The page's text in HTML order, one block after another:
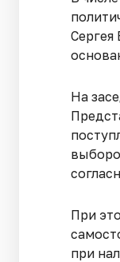
На
При
при